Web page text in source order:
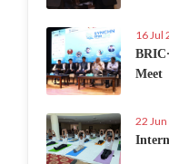
16 Jul
Meet
22